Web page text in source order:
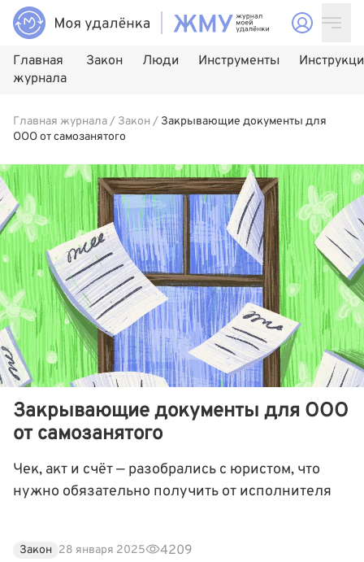
Главная
журнала
Закон Люди Инструменты
Главная журнала/ Закон / Закрывающие документы для
ООО от самозанятого
Закрывающие документы для ООО
от самозанятого
Чек, акт и счёт — разобрались с юристом, что
нужно обязательно получить от исполнителя
Закон 28 января 2025 4209